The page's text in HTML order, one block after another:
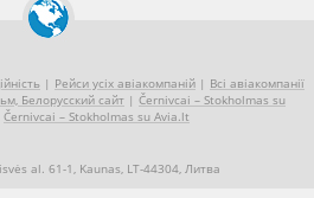
| Рейси усіх авіакомпаній | Всі авіакомпанії
Белорусский сайт | Černivcai – Stokholmas su
Černivcai – Stokholmas su Avia.lt
al. 61-1, Kaunas, LT-44304, Литва